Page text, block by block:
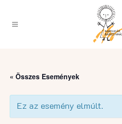
« Összes Események
Ez az esemény elmúlt.